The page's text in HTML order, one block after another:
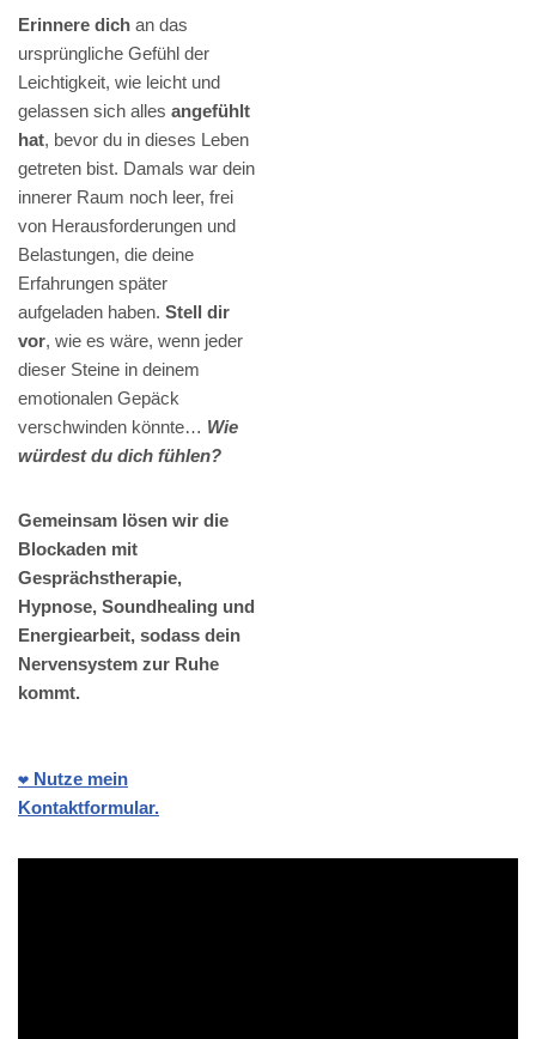
Erinnere dich an das
ursprüngliche Gefühl der
Leichtigkeit, wie leicht und
gelassen sich alles angefühlt
hat, bevor du in dieses Leben
getreten bist. Damals war dein
innerer Raum noch leer, frei
von Herausforderungen und
Belastungen, die deine
Erfahrungen später
aufgeladen haben. Stell dir
vor, wie es wäre, wenn jeder
dieser Steine in deinem
emotionalen Gepäck
verschwinden könnte… Wie
würdest du dich fühlen?
Gemeinsam lösen wir die
Blockaden mit
Gesprächstherapie,
Hypnose, Soundhealing und
Energiearbeit, sodass dein
Nervensystem zur Ruhe
kommt.
❤️ Nutze mein
Kontaktformular.